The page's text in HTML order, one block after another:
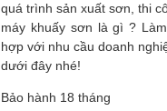
quá trình sản xuất sơn, thi
máy khuấy sơn là gì ?
hợp với nhu cầu doanh
dưới đây nhé!
Bảo hành 18 tháng